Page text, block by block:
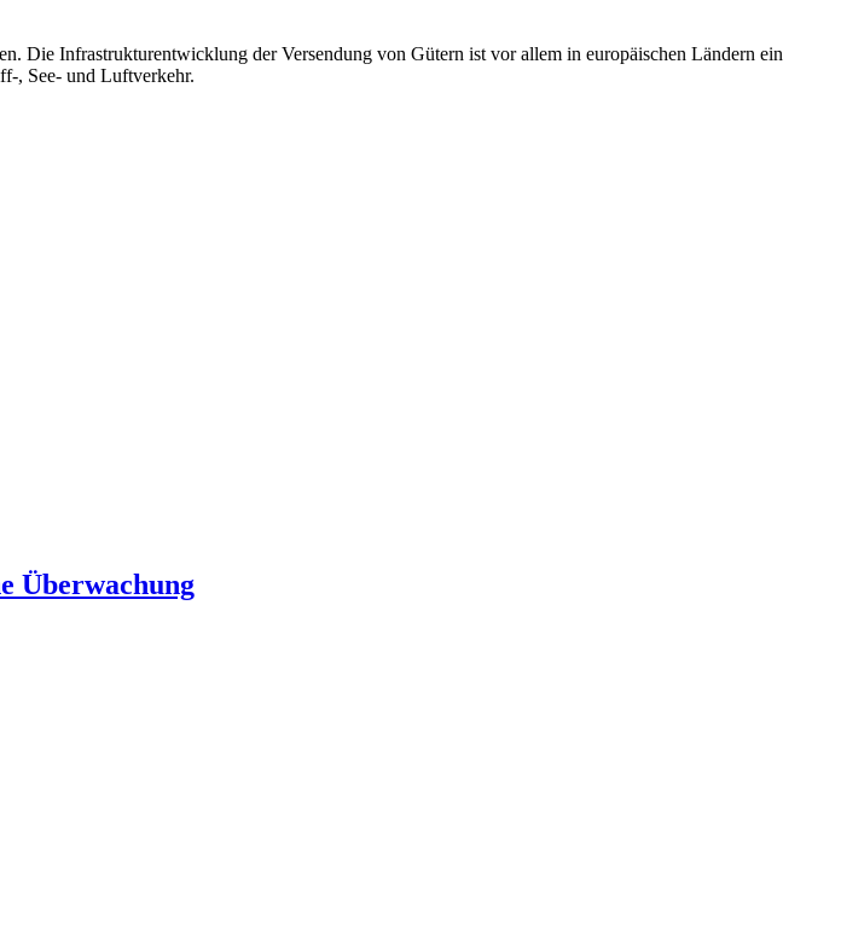
Die Infrastrukturentwicklung der Versendung von Gütern ist vor allem in europäischen Ländern ein
, See- und Luftverkehr.
Überwachung